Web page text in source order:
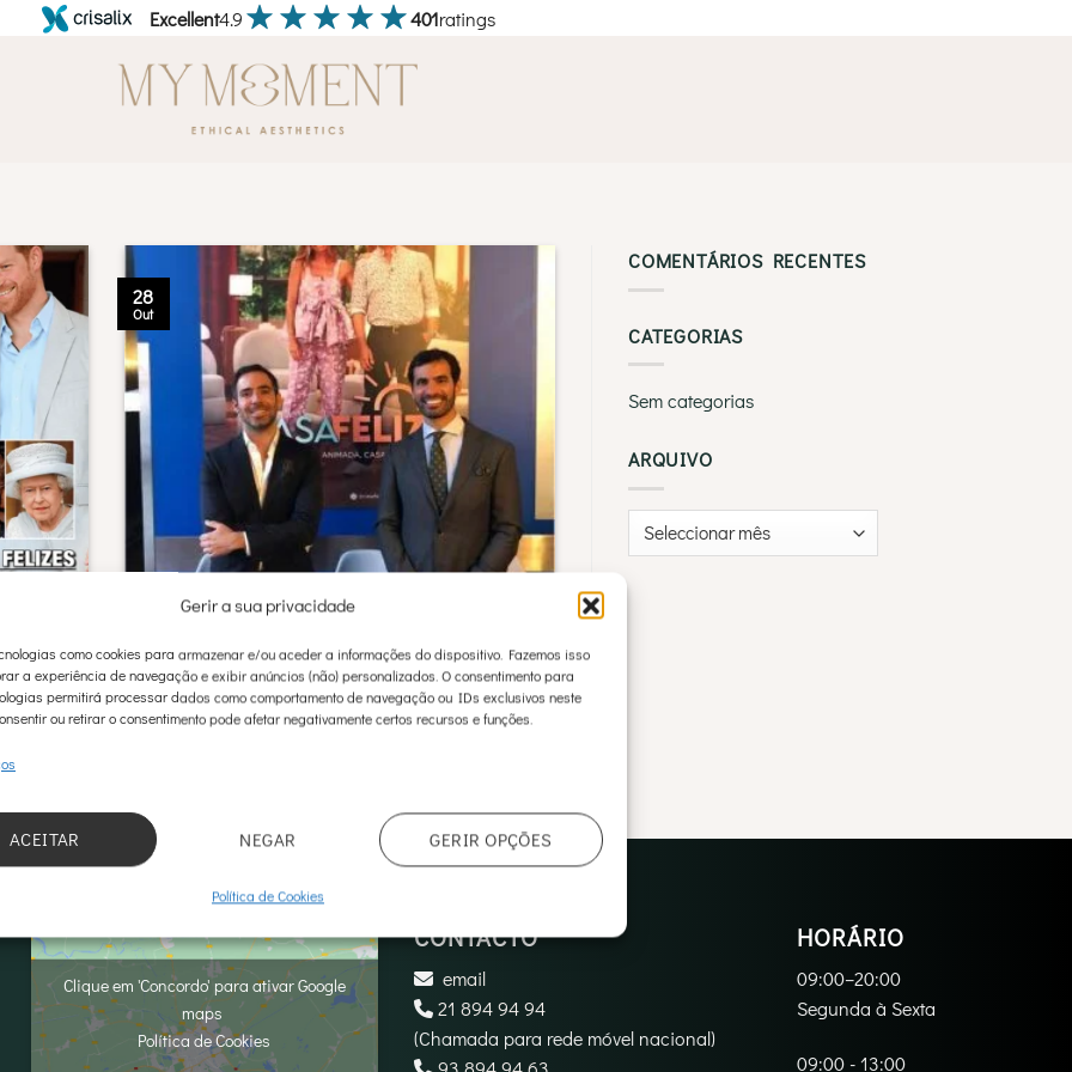
Gerir a sua privacidade
como cookies para armazenar e/ou aceder a informações do dispositivo. Fazemos isso
a experiência de navegação e exibir anúncios (não) personalizados. O consentimento para
permitirá processar dados como comportamento de navegação ou IDs exclusivos neste
ou retirar o consentimento pode afetar negativamente certos recursos e funções.
ACEITAR NEGAR GERIR OPÇÕES
Política de Cookies
Excellent4.9 401ratings
na
Médicos Cirurgiões – Casa Feliz
28
Out
COMENTÁRIOS RECENTES
CATEGORIAS
Sem categorias
ARQUIVO
Arquivo
Clique em 'Concordo' para ativar Google
maps
Política de Cookies
CONTACTO
email
21 894 94 94
(Chamada para rede móvel nacional)
HORÁRIO
09:00–20:00
Segunda à Sexta
09:00 - 13:00